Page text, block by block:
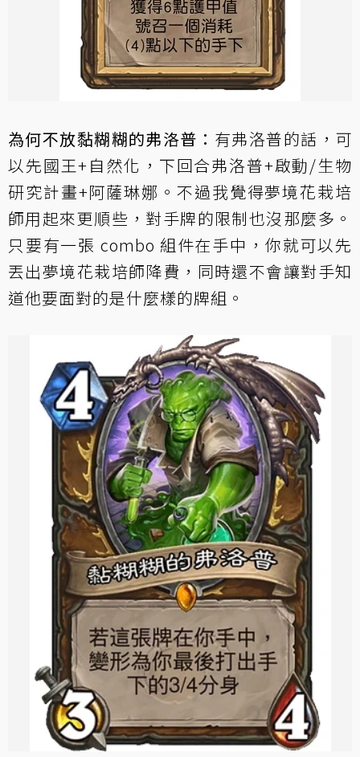
為何不放黏糊糊的弗洛普： 有弗洛普的話，可
以先國王+自然化，下回合弗洛普+啟動/生物
研究計畫+阿薩琳娜。不過我覺得夢境花栽培
師用起來更順些，對手牌的限制也沒那麼多。
只要有一張 combo 組件在手中，你就可以先
丟出夢境花栽培師降費，同時還不會讓對手知
道他要面對的是什麼樣的牌組。